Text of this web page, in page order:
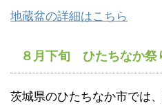
地蔵盆の詳細はこちら
８月下旬 ひたちなか祭
茨城県のひたちなか市では